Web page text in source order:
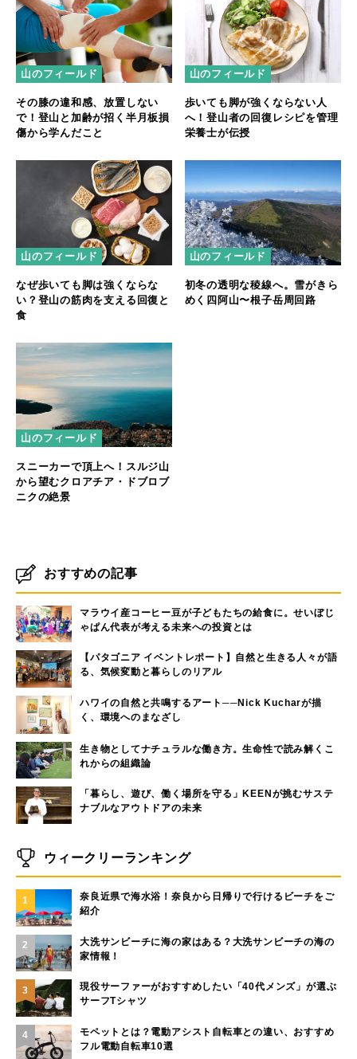
山のフィールド
その膝の違和感、放置しない
で！登山と加齢が招く半月板損
傷から学んだこと
山のフィールド
歩いても脚が強くならない人
へ！登山者の回復レシピを管理
栄養士が伝授
山のフィールド
なぜ歩いても脚は強くならな
い？登山の筋肉を支える回復と
食
山のフィールド
初冬の透明な稜線へ。雪がきら
めく四阿山〜根子岳周回路
山のフィールド
スニーカーで頂上へ！スルジ山
から望むクロアチア・ドブロブ
ニクの絶景
おすすめの記事
マラウイ産コーヒー豆が子どもたちの給食に。せいぼじ
ゃぱん代表が考える未来への投資とは
【パタゴニア イベントレポート】自然と生きる人々が語
る、気候変動と暮らしのリアル
ハワイの自然と共鳴するアート──Nick Kucharが描
く、環境へのまなざし
生き物としてナチュラルな働き方。生命性で読み解くこ
れからの組織論
「暮らし、遊び、働く場所を守る」KEENが挑むサステ
ナブルなアウトドアの未来
ウィークリーランキング
1
奈良近県で海水浴！奈良から日帰りで行けるビーチをご
紹介
2
大洗サンビーチに海の家はある？大洗サンビーチの海の
家情報！
3
現役サーファーがおすすめしたい「40代メンズ」が選ぶ
サーフTシャツ
4
モペットとは？電動アシスト自転車との違い、おすすめ
フル電動自転車10選